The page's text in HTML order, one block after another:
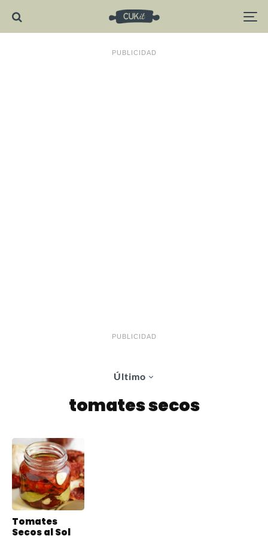
PUBLICIDAD
PUBLICIDAD
Último
tomates secos
Tomates
Secos al Sol